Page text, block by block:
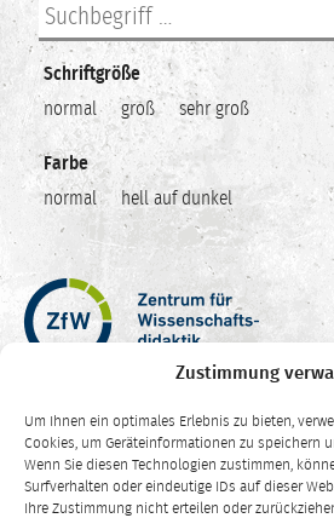
Zustimmung
Um Ihnen ein optimales Erlebnis zu bieten,
Cookies, um Geräteinformationen zu speichern
Wenn Sie diesen Technologien zustimmen,
Surfverhalten oder eindeutige IDs auf dieser
Ihre Zustimmung nicht erteilen oder
Schriftgröße
normal
groß sehr groß
Farbe
normal
hell auf dunkel
Zentrum
für
Wissenschaftsdidaktik
Ruhr-
Universität
Bochum